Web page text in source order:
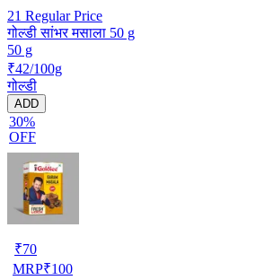
21 Regular Price
गोल्डी सांभर मसाला 50 g
50 g
₹42/100g
गोल्डी
ADD
30%
OFF
₹70
MRP₹100